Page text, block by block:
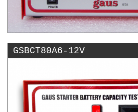
GSBCT80A6-12V